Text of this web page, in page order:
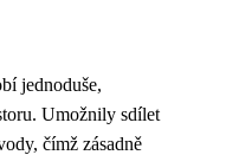
jednoduše,
Umožnily sdílet
čímž zásadně